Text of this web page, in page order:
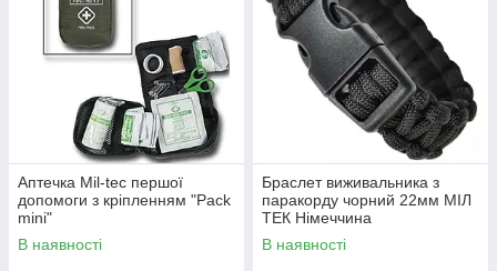
Аптечка Mil-tec першої
допомоги з кріпленням "Pack
mini"
В наявності
Браслет виживальника з
паракорду чорний 22мм МІЛ
ТЕК Німеччина
В наявності